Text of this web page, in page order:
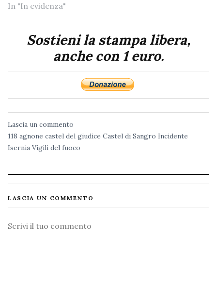
In "In evidenza"
Sostieni la stampa libera,
anche con 1 euro.
Lascia un commento
118 agnone castel del giudice Castel di Sangro Incidente
Isernia Vigili del fuoco
LASCIA UN COMMENTO
Commento